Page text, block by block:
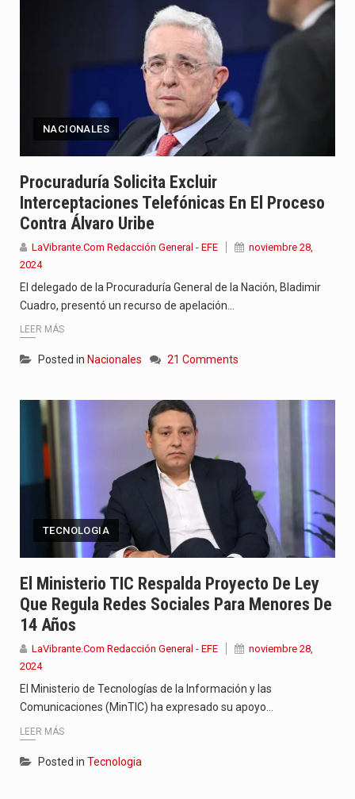
NACIONALES
Procuraduría Solicita Excluir
Interceptaciones Telefónicas En El Proceso
Contra Álvaro Uribe
LaVibrante.Com Redacción General - EFE
noviembre 28,
2024
El delegado de la Procuraduría General de la Nación, Bladimir
Cuadro, presentó un recurso de apelación…
LEER MÁS
Posted in Nacionales 21 Comments
TECNOLOGIA
El Ministerio TIC Respalda Proyecto De Ley
Que Regula Redes Sociales Para Menores De
14 Años
LaVibrante.Com Redacción General - EFE
noviembre 28,
2024
El Ministerio de Tecnologías de la Información y las
Comunicaciones (MinTIC) ha expresado su apoyo…
LEER MÁS
Posted in Tecnologia